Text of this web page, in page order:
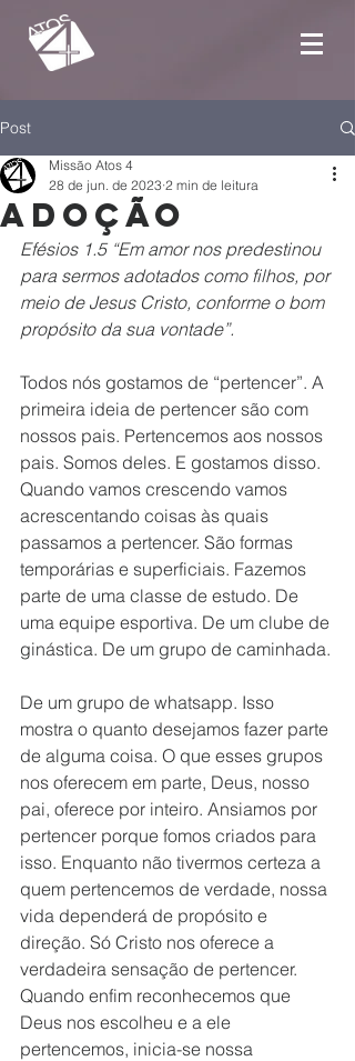
Post
Adoção
Missão Atos 4
28 de jun. de 2023 2 min de leitura
Efésios 1.5 “Em amor nos predestinou
para sermos adotados como filhos, por
meio de Jesus Cristo, conforme o bom
propósito da sua vontade”.
Todos nós gostamos de “pertencer”. A
primeira ideia de pertencer são com
nossos pais. Pertencemos aos nossos
pais. Somos deles. E gostamos disso.
Quando vamos crescendo vamos
acrescentando coisas às quais
passamos a pertencer. São formas
temporárias e superficiais. Fazemos
parte de uma classe de estudo. De
uma equipe esportiva. De um clube de
ginástica. De um grupo de caminhada.
De um grupo de whatsapp. Isso
mostra o quanto desejamos fazer parte
de alguma coisa. O que esses grupos
nos oferecem em parte, Deus, nosso
pai, oferece por inteiro. Ansiamos por
pertencer porque fomos criados para
isso. Enquanto não tivermos certeza a
quem pertencemos de verdade, nossa
vida dependerá de propósito e
direção. Só Cristo nos oferece a
verdadeira sensação de pertencer.
Quando enfim reconhecemos que
Deus nos escolheu e a ele
pertencemos, inicia-se nossa